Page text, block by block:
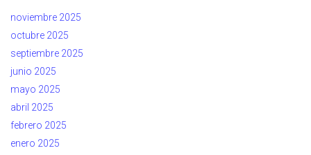
noviembre 2025
octubre 2025
septiembre 2025
junio 2025
mayo 2025
abril 2025
febrero 2025
enero 2025